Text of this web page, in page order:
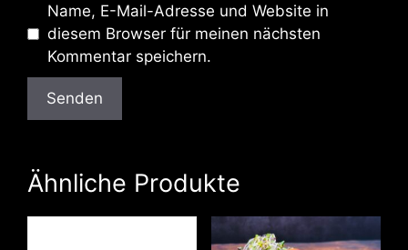
Name, E-Mail-Adresse und Website in
diesem Browser für meinen nächsten
Kommentar speichern.
Ähnliche Produkte